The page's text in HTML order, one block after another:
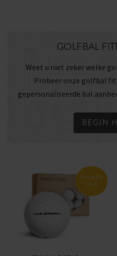
GOLFBAL
Weet u niet zeker welke
Probeer onze golfbal
gepersonaliseerde bal
BEGIN
SUMMER
SALE